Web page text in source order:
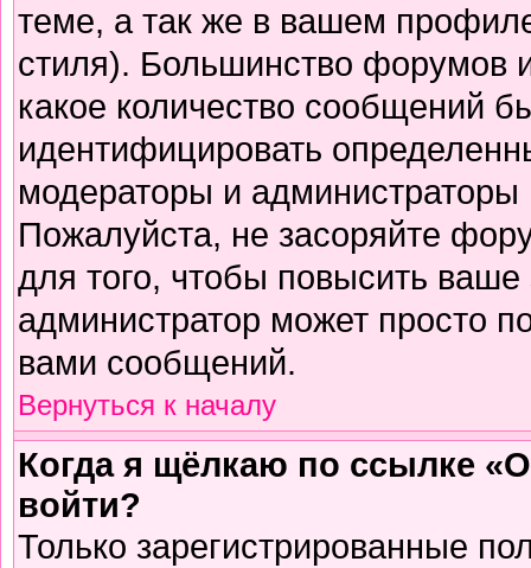
теме, а так же в вашем
стиля). Большинство форумов
какое количество сообщений
идентифицировать
модераторы и
Пожалуйста, не засоряйте
для того, чтобы повысить
администратор может просто
вами сообщений.
Вернуться к началу
Когда я щёлкаю по ссылке
войти?
Только зарегистрированные